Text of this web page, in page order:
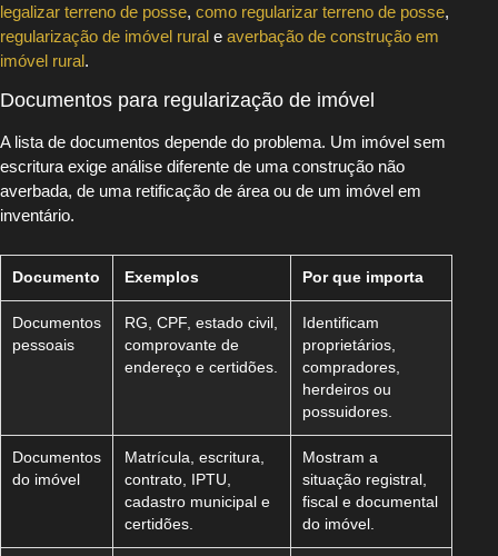
legalizar terreno de posse, como regularizar terreno de posse,
regularização de imóvel rural e averbação de construção em
imóvel rural.
Documentos para regularização de imóvel
A lista de documentos depende do problema. Um imóvel sem
escritura exige análise diferente de uma construção não
averbada, de uma retificação de área ou de um imóvel em
inventário.
Documento Exemplos Por que importa
Documentos
pessoais
RG, CPF, estado civil,
comprovante de
endereço e certidões.
Identificam
proprietários,
compradores,
herdeiros ou
possuidores.
Documentos
do imóvel
Matrícula, escritura,
contrato, IPTU,
cadastro municipal e
certidões.
Mostram a
situação registral,
fiscal e documental
do imóvel.